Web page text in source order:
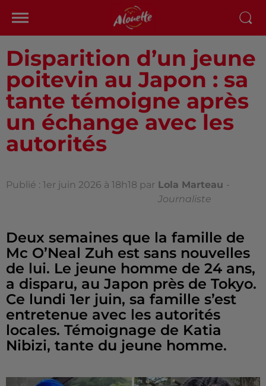
Disparition d’un jeune
poitevin au Japon : sa
tante témoigne après
un échange avec les
autorités
Publié : 1er juin 2026 à 18h18 par Lola Marteau -
Journaliste
Deux semaines que la famille de
Mc O’Neal Zuh est sans nouvelles
de lui. Le jeune homme de 24 ans,
a disparu, au Japon près de Tokyo.
Ce lundi 1er juin, sa famille s’est
entretenue avec les autorités
locales. Témoignage de Katia
Nibizi, tante du jeune homme.